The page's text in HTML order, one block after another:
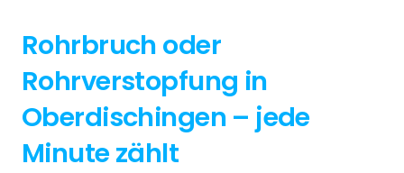
Rohrbruch oder
Rohrverstopfung in
Oberdischingen – jede
Minute zählt